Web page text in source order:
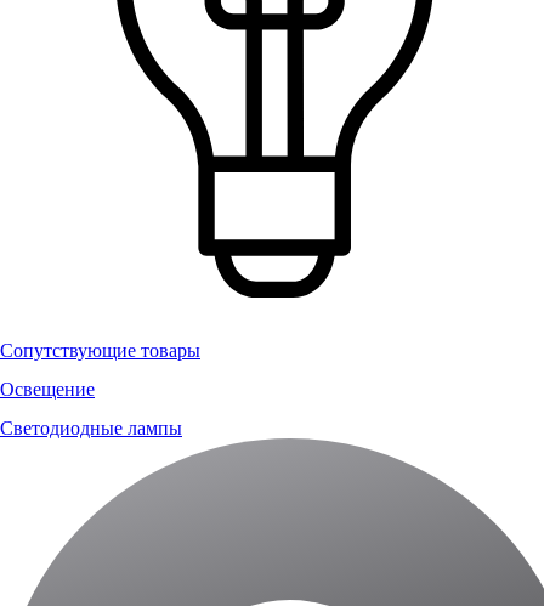
Сопутствующие товары
Освещение
Светодиодные лампы